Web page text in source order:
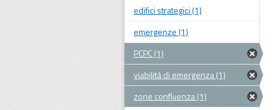
edifici strategici (1)
emergenze (1)
PCPC (1)
viabilità di emergenza (1)
zone confluenza (1)